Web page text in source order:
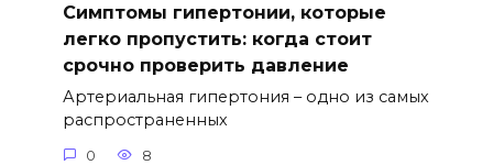
Симптомы гипертонии, которые
легко пропустить: когда стоит
срочно проверить давление
Артериальная гипертония – одно из самых
распространенных
0 8